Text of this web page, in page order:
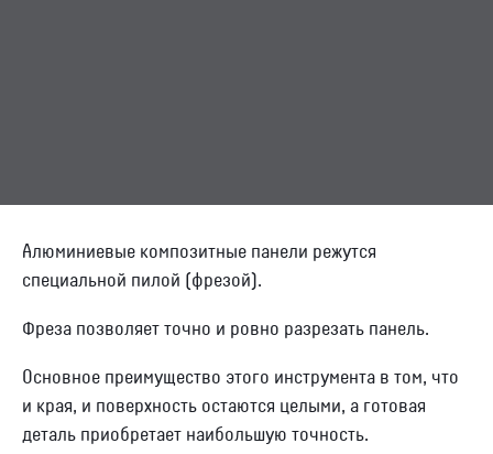
sale@plastikam.ru
Алюминиевые композитные панели режутся
специальной пилой (фрезой).
Фреза позволяет точно и ровно разрезать панель.
Основное преимущество этого инструмента в том, что
и края, и поверхность остаются целыми, а готовая
деталь приобретает наибольшую точность.